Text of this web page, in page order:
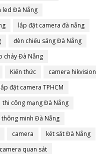
led Đà Nẵng
lắp đặt camera đà nẵng
đèn chiếu sáng Đà Nẵng
cháy Đà Nẵng
Kiến thức
camera hikvision
lắp đặt camera TPHCM
thi công mạng Đà Nẵng
thông minh Đà Nẵng
camera
két sắt Đà Nẵng
camera quan sát